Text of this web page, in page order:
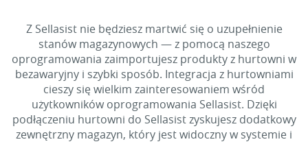
Z Sellasist nie będziesz martwić się o uzupełnienie
stanów magazynowych — z pomocą naszego
oprogramowania zaimportujesz produkty z hurtowni w
bezawaryjny i szybki sposób. Integracja z hurtowniami
cieszy się wielkim zainteresowaniem wśród
użytkowników oprogramowania Sellasist. Dzięki
podłączeniu hurtowni do Sellasist zyskujesz dodatkowy
zewnętrzny magazyn, który jest widoczny w systemie i